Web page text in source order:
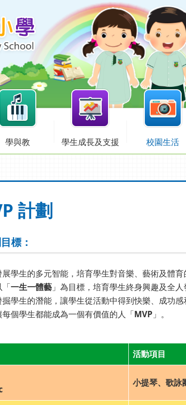
學與教 學生成長及支援 校園生活
計劃
標：
展學生的多元智能，培育學生對音樂、藝術及體
「一生一體藝 」為目標，培育學生終身興趣及全人
掘學生的潛能，讓學生從活動中得到快樂、成功感
每個學生都能成為一個有價值的人「MVP 」。
活動項目
小提琴、歌詠